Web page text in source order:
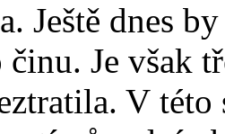
Ještě dnes
činu. Je však
V